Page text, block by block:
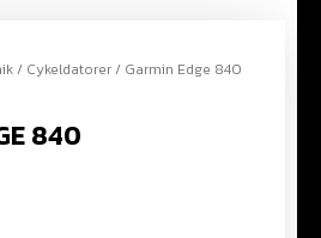
/ Cykeldatorer/ Garmin Edge 840
840